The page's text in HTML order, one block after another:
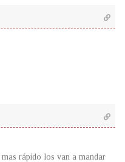
rápido los van a mandar